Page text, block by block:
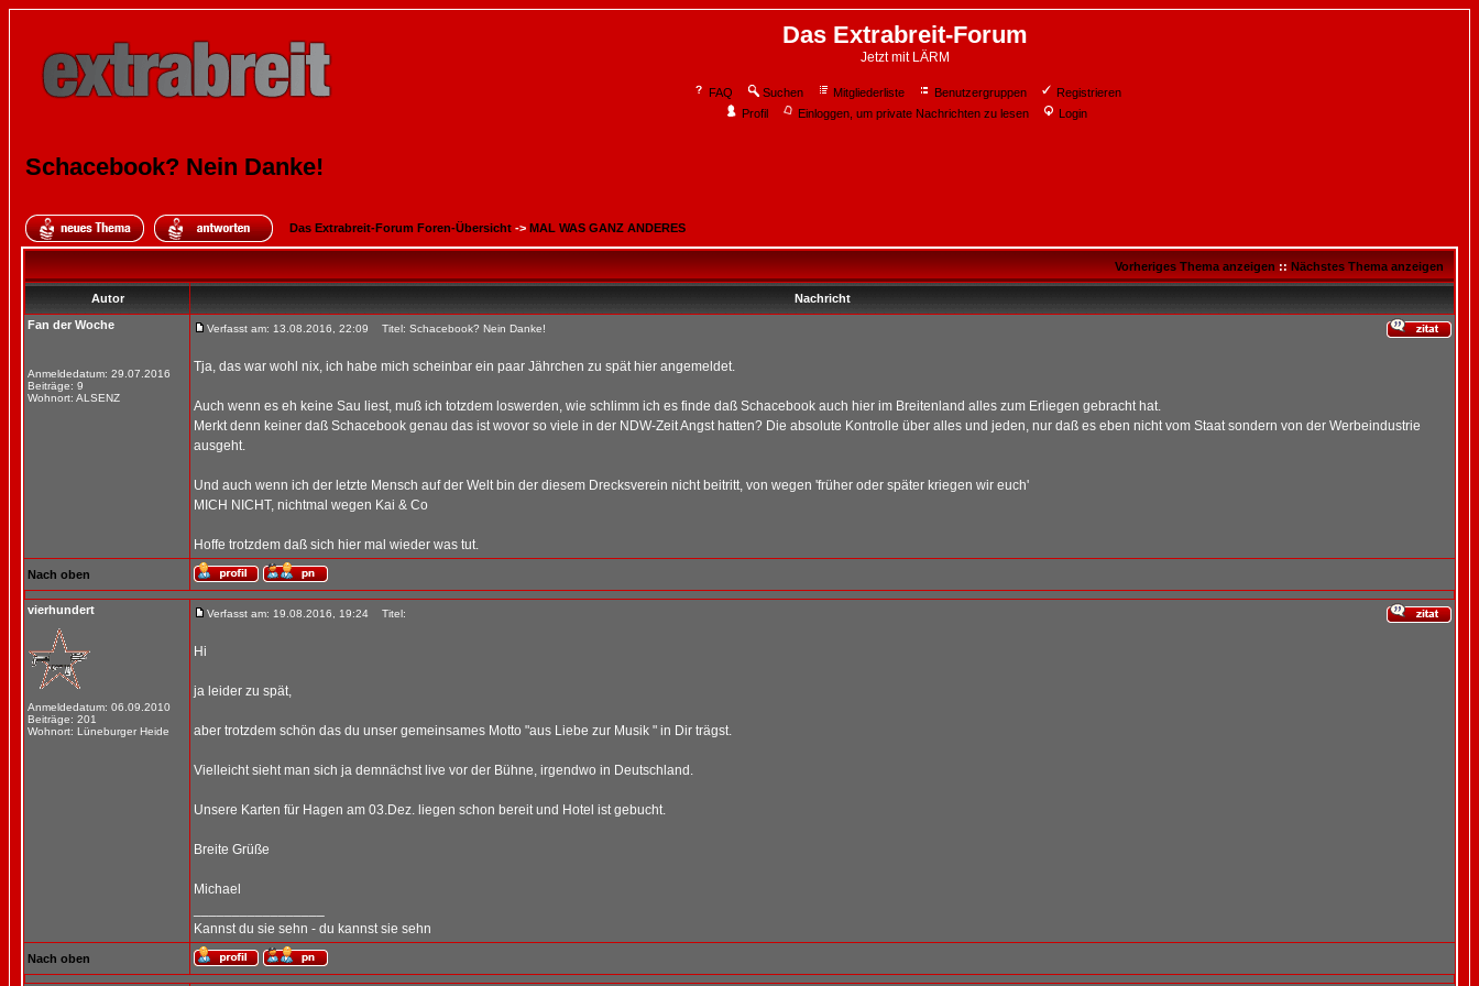
Das Extrabreit-Forum
Jetzt mit LÄRM
FAQ Suchen Mitgliederliste Benutzergruppen
Registrieren
Profil
Einloggen, um private Nachrichten zu lesen Login
Schacebook? Nein Danke!
Das Extrabreit-Forum Foren-Übersicht -> MAL WAS GANZ ANDERES
Vorheriges Thema anzeigen :: Nächstes Thema anzeigen
Autor
Nachricht
Fan der Woche
Anmeldedatum: 29.07.2016
Beiträge: 9
Wohnort: ALSENZ
Verfasst am: 13.08.2016, 22:09 Titel: Schacebook? Nein Danke!
Tja, das war wohl nix, ich habe mich scheinbar ein paar Jährchen zu spät hier angemeldet.
Auch wenn es eh keine Sau liest, muß ich totzdem loswerden, wie schlimm ich es finde daß Schacebook auch hier im Breitenland alles zum Erliegen gebracht hat.
Merkt denn keiner daß Schacebook genau das ist wovor so viele in der NDW-Zeit Angst hatten? Die absolute Kontrolle über alles und jeden, nur daß es eben nicht vom Staat sondern von der Werbeindustrie
ausgeht.
Und auch wenn ich der letzte Mensch auf der Welt bin der diesem Drecksverein nicht beitritt, von wegen 'früher oder später kriegen wir euch'
MICH NICHT, nichtmal wegen Kai & Co
Hoffe trotzdem daß sich hier mal wieder was tut.
Nach oben
vierhundert
Anmeldedatum: 06.09.2010
Beiträge: 201
Wohnort: Lüneburger Heide
Verfasst am: 19.08.2016, 19:24 Titel:
Hi
ja leider zu spät,
aber trotzdem schön das du unser gemeinsames Motto "aus Liebe zur Musik " in Dir trägst.
Vielleicht sieht man sich ja demnächst live vor der Bühne, irgendwo in Deutschland.
Unsere Karten für Hagen am 03.Dez. liegen schon bereit und Hotel ist gebucht.
Breite Grüße
Michael
Kannst du sie sehn - du kannst sie sehn
Nach oben